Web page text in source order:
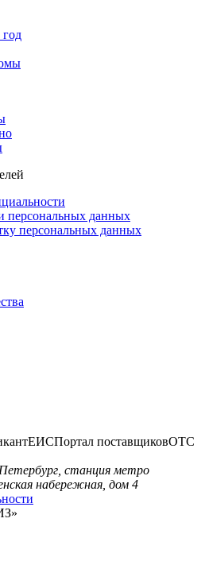
персональных данных
персональных данных
ЕИСПортал поставщиковОТС
станция метро
набережная, дом 4